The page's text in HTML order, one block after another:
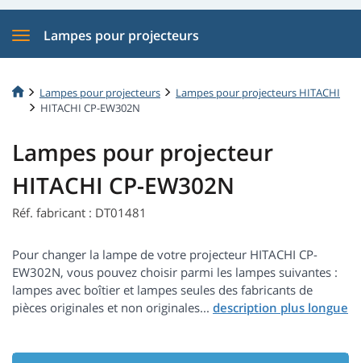
Lampes pour projecteurs
Lampes pour projecteurs
Lampes pour projecteurs HITACHI
HITACHI CP-EW302N
Lampes pour projecteur
HITACHI CP-EW302N
Réf. fabricant : DT01481
Pour changer la lampe de votre projecteur HITACHI CP-
EW302N, vous pouvez choisir parmi les lampes suivantes :
lampes avec boîtier et lampes seules des fabricants de
pièces originales et non originales...